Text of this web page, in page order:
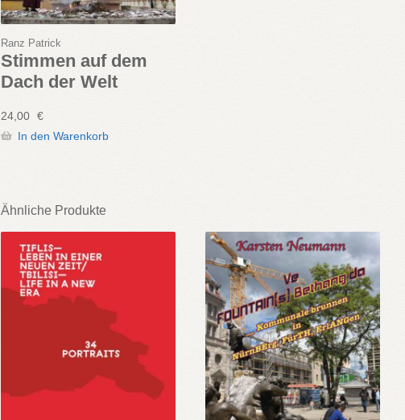
Ranz Patrick
Stimmen auf dem
Dach der Welt
24,00 €
In den Warenkorb
Ähnliche Produkte